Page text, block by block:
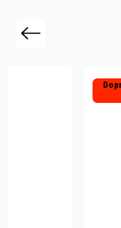
Previous